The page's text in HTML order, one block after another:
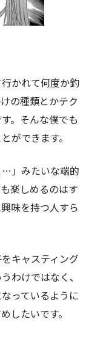
かれて何度か釣
の種類とかテク
。そんな僕でも
ができます。
…」みたいな端的
楽しめるのはす
味を持つ人すら
キャスティング
わけではなく、
っているように
したいです。